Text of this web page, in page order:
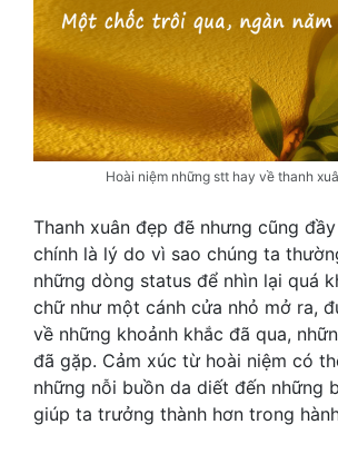
Hoài niệm những stt hay về thanh
Thanh xuân đẹp đẽ nhưng cũng
chính là lý do vì sao chúng ta
những dòng status để nhìn lại quá
chữ như một cánh cửa nhỏ mở ra,
về những khoảnh khắc đã qua,
đã gặp. Cảm xúc từ hoài niệm có
những nỗi buồn da diết đến những
giúp ta trưởng thành hơn trong